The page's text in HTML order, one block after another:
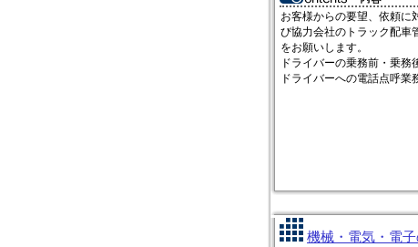
お客様からの要望、依頼に
び協力会社のトラック配車
をお願いします。
ドライバーの乗務前・乗務
ドライバーへの電話点呼業
機械・電気・電